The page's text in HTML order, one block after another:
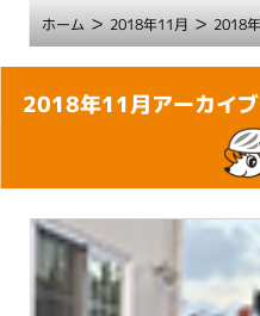
ホーム> 2018年11月 > 2018
本
2018年11月アーカイブ